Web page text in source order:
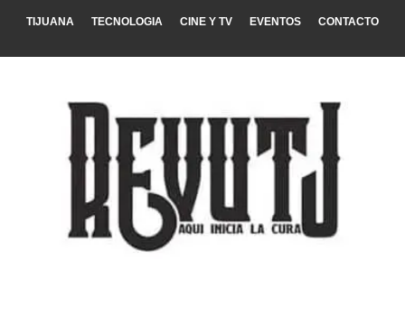
TIJUANA TECNOLOGIA CINE Y TV EVENTOS CONTACTO